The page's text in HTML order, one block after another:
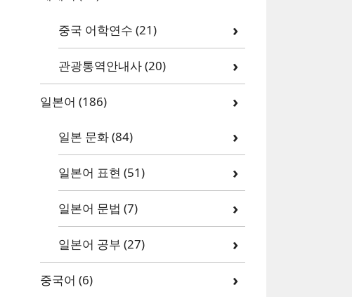
중국 어학연수 (21)
관광통역안내사(20)
일본어 (186)
일본 문화(84)
일본어 표현 (51)
일본어 문법 (7)
일본어 공부 (27)
중국어 (6)